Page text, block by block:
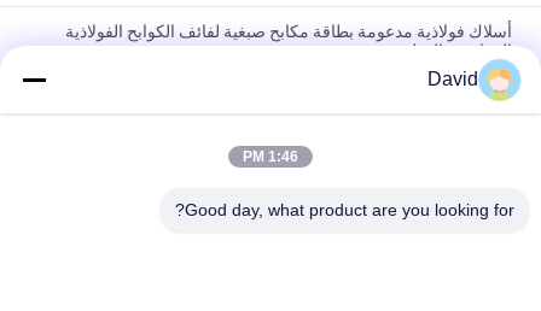
أسلاك فولاذية مدعومة بطاقة مكابح صبغية لفائف الكوابح الفولاذية
المقاومة بالقطن
High Temperature Range -40C To 300C Brake Lining Roll with
ISO9001 Certification and 2mm Thickness
Automotive Brake System Friction Roll 100mm Width for
David
1:46 PM
Good day, what product are you looking for?